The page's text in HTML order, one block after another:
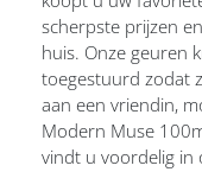
scherpste prijzen
huis. Onze geuren
toegestuurd zodat
aan een vriendin,
Modern Muse
vindt u voordelig in